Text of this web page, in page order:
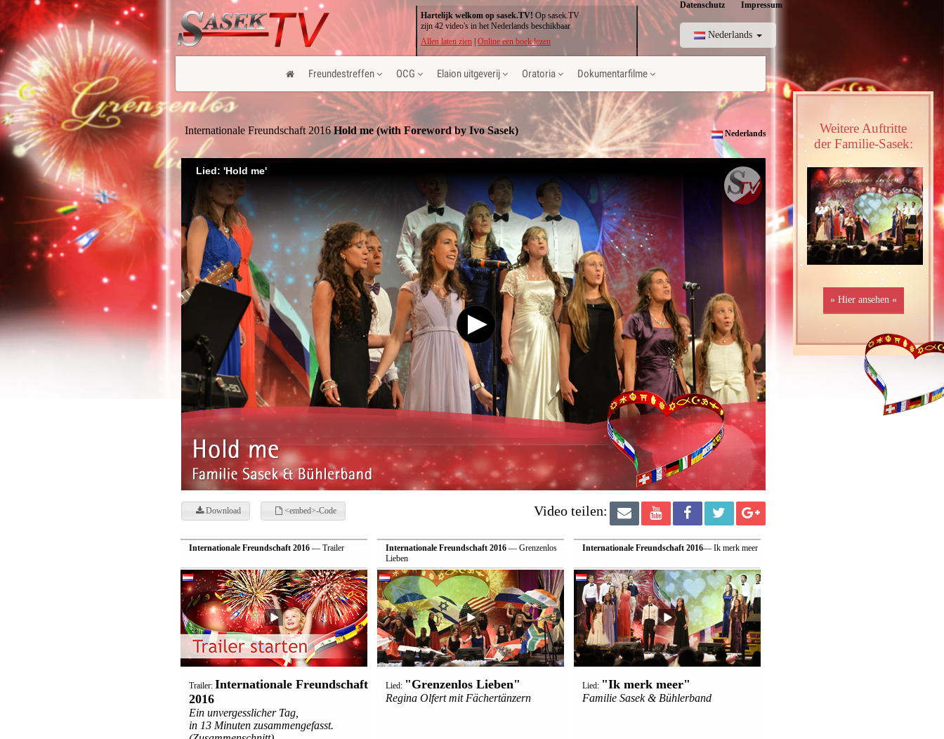
Weitere Auftritte
der Familie-Sasek:
Datenschutz Impressum
Nederlands
Freundestreffen OCG Elaion uitgeverij Oratoria Dokumentarfilme
Hartelijk welkom op sasek.TV! Op sasek.TV
zijn 42 video's in het Nederlands beschikbaar
Allen laten zien Online een boek lezen
Internationale Freundschaft 2016 Hold me (with Foreword by Ivo Sasek) Nederlands ↓
Lied: 'Hold me'
Download <embed>-Code Video teilen:
Internationale Freundschaft 2016— Trailer
Trailer: Internationale Freundschaft
2016
Ein unvergesslicher Tag,
in 13 Minuten zusammengefasst.
Internationale Freundschaft 2016— Grenzenlos
Lieben
Lied: "Grenzenlos Lieben"
Regina Olfert mit Fächertänzern
Internationale Freundschaft 2016— Ik merk meer
Lied: "Ik merk meer"
Familie Sasek & Bühlerband